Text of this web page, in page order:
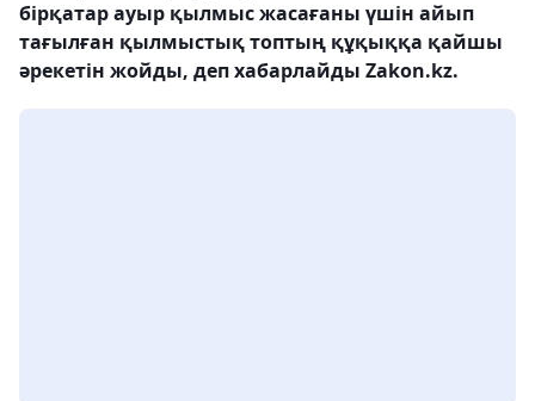
бірқатар ауыр қылмыс жасағаны үшін айып
тағылған қылмыстық топтың құқыққа қайшы
әрекетін жойды, деп хабарлайды Zakon.kz.